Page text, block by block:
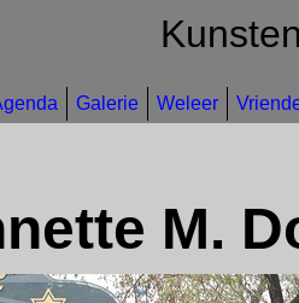
Galerie Weleer
M.